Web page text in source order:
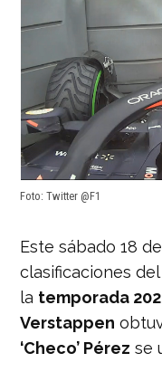
Foto: Twitter @F1
Este sábado 18
clasificaciones del
la temporada
Verstappen
‘Checo’ Pérez se